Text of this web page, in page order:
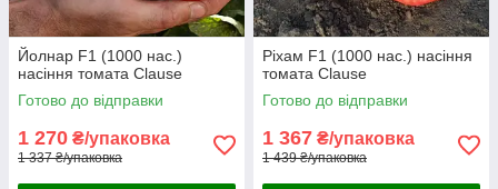
Йолнар F1 (1000 нас.)
насіння томата Clause
Готово до відправки
1 270 ₴/упаковка
1 337 ₴/упаковка
Ріхам F1 (1000 нас.) насіння
томата Clause
Готово до відправки
1 367 ₴/упаковка
1 439 ₴/упаковка